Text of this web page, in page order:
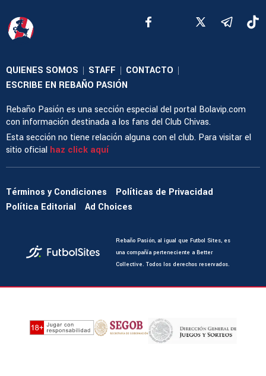
QUIENES SOMOS | STAFF | CONTACTO |
ESCRIBE EN REBAÑO PASIÓN
Rebaño Pasión es una sección especial del portal Bolavip.com
con información destinada a los fans del Club Chivas.
Esta sección no tiene relación alguna con el club. Para visitar el
sitio oficial haz click aquí
Términos y Condiciones
Políticas de Privacidad
Política Editorial
Ad Choices
Rebaño Pasión, al igual que Futbol Sites, es
una compañía perteneciente a Better
Collective. Todos los derechos reservados.